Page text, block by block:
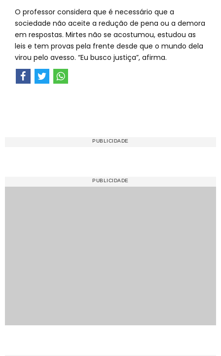
O professor considera que é necessário que a
sociedade não aceite a redução de pena ou a demora
em respostas. Mirtes não se acostumou, estudou as
leis e tem provas pela frente desde que o mundo dela
virou pelo avesso. “Eu busco justiça”, afirma.